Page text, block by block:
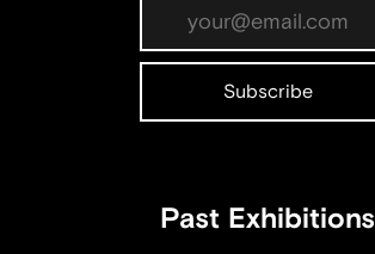
Past Exhibitions